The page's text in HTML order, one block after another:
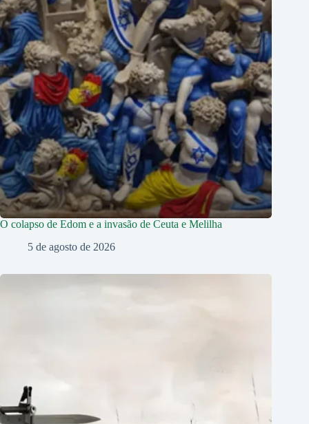
O colapso de Edom e a invasão de Ceuta e Melilha
5 de agosto de 2026